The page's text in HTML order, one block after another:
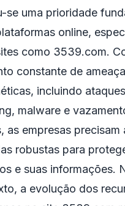
se uma prioridade
online,
como 3539.com.
constante de
incluindo
malware e
as empresas precisam
robustas para
e suas informações.
a evolução dos